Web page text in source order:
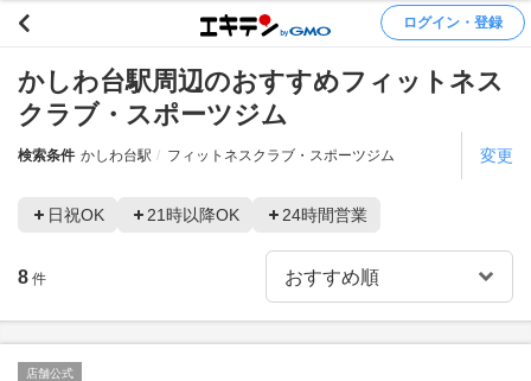
ログイン・登録
かしわ台駅周辺のおすすめフィットネス
クラブ・スポーツジム
検索条件 かしわ台駅 フィットネスクラブ・スポーツジム 変更
日祝OK 21時以降OK 24時間営業
8 件
店舗公式